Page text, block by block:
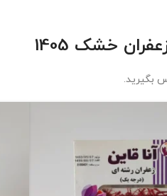
خشک 1405
بگیرید.